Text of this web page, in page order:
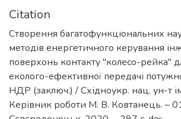
Citation
Створення багатофункціональних
методів енергетичного керування
поверхонь контакту "колесо-рейка"
еколого-ефективної передачі
НДР (заключ.) / Східноукр. нац. ун-т
Керівник роботи М. В. Ковтанець. –